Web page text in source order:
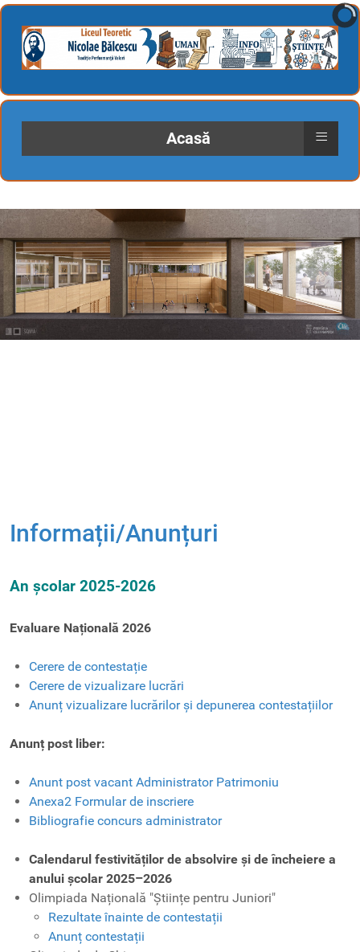
Acasă ≡
Informații/Anunțuri
An școlar 2025-2026
Evaluare Națională 2026
Cerere de contestație
Cerere de vizualizare lucrări
Anunț vizualizare lucrărilor și depunerea contestațiilor
Anunț post liber:
Anunt post vacant Administrator Patrimoniu
Anexa2 Formular de inscriere
Bibliografie concurs administrator
Calendarul festivităților de absolvire și de încheiere a
anului școlar 2025–2026
Olimpiada Națională "Științe pentru Juniori"
Rezultate înainte de contestații
Anunț contestații